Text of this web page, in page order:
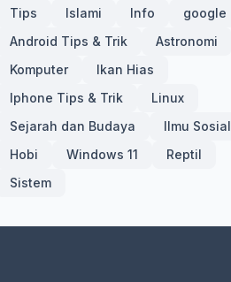
Tips
Islami Info
google
Android Tips & Trik
Astronomi
Komputer
Ikan Hias
Iphone Tips & Trik
Linux
Sejarah dan Budaya
Ilmu Sosial
Hobi
Windows 11
Reptil
Sistem